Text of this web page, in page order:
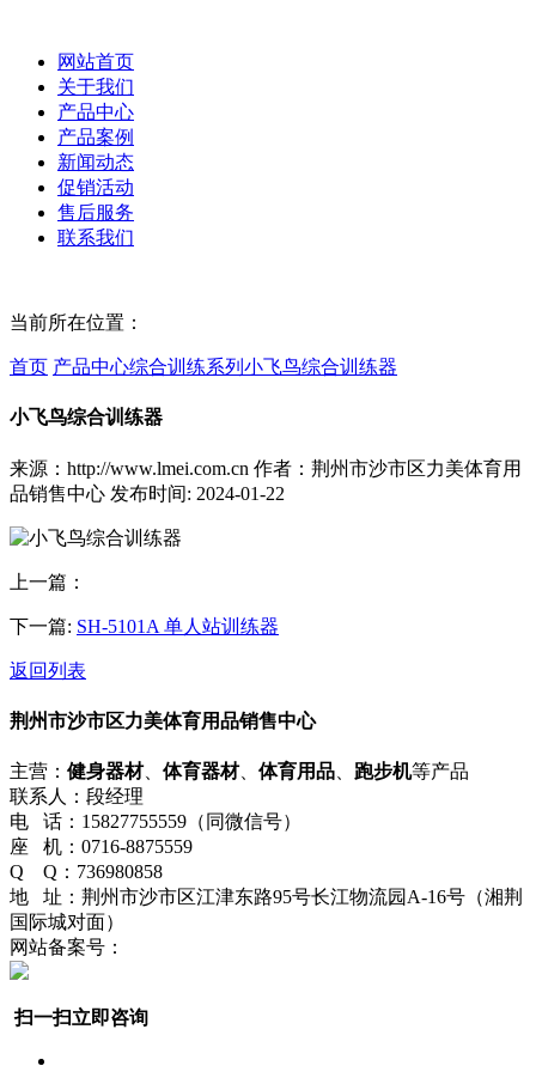
网站首页
关于我们
产品中心
产品案例
新闻动态
促销活动
售后服务
联系我们
当前所在位置：
首页 产品中心综合训练系列 小飞鸟综合训练器
小飞鸟综合训练器
来源：http://www.lmei.com.cn 作者：荆州市沙市区力美体育用
品销售中心 发布时间: 2024-01-22
上一篇：
下一篇: SH-5101A 单人站训练器
返回列表
荆州市沙市区力美体育用品销售中心
主营： 健身器材、 体育器材、 体育用品 跑步机等产品
联系人：段经理
电 话：15827755559（同微信号）
座 机：0716-8875559
Q Q：736980858
地 址：荆州市沙市区江津东路95号长江物流园A-16号（湘荆
国际城对面）
网站备案号：
扫一扫立即咨询